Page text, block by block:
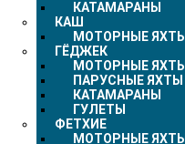
КАТАМАРАНЫ
КАШ
МОТОРНЫЕ ЯХТЫ
ГЁДЖЕК
МОТОРНЫЕ ЯХТЫ
ПАРУСНЫЕ ЯХТЫ
КАТАМАРАНЫ
ГУЛЕТЫ
ФЕТХИЕ
МОТОРНЫЕ ЯХТЫ